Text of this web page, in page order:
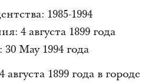
1985-1994
4 августа 1899 года
May 1994 года
1899 года в городе